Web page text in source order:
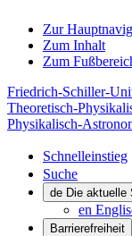
Zur
Zum Inhalt
Zum
Friedrich-Schiller-
Theoretisch-
Physikalisch-
Schnelleinstieg
Suche
de Die aktuelle
en
Barrierefreiheit